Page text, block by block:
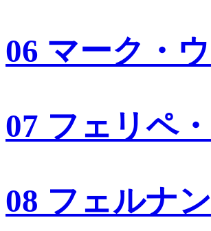
06 マーク・
07 フェリペ
08 フェルナ